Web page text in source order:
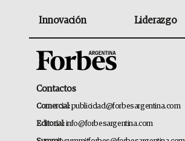
Innovación Liderazgo
Contactos
Comercial:publicidad@forbesargentina.com
Editorial:info@forbesargentina.com